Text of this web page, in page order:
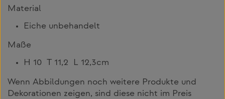
Material
Eiche unbehandelt
Maße
H 10 T 11,2 L 12,3cm
Wenn Abbildungen noch weitere Produkte und
Dekorationen zeigen, sind diese nicht im Preis